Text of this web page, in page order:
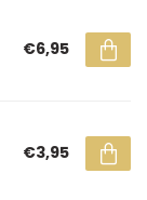
€6,95
€3,95